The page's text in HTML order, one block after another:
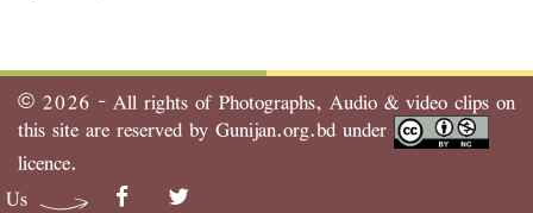
© 2026 - All rights of Photographs, Audio & video clips on
this site are reserved by Gunijan.org.bd under
licence.